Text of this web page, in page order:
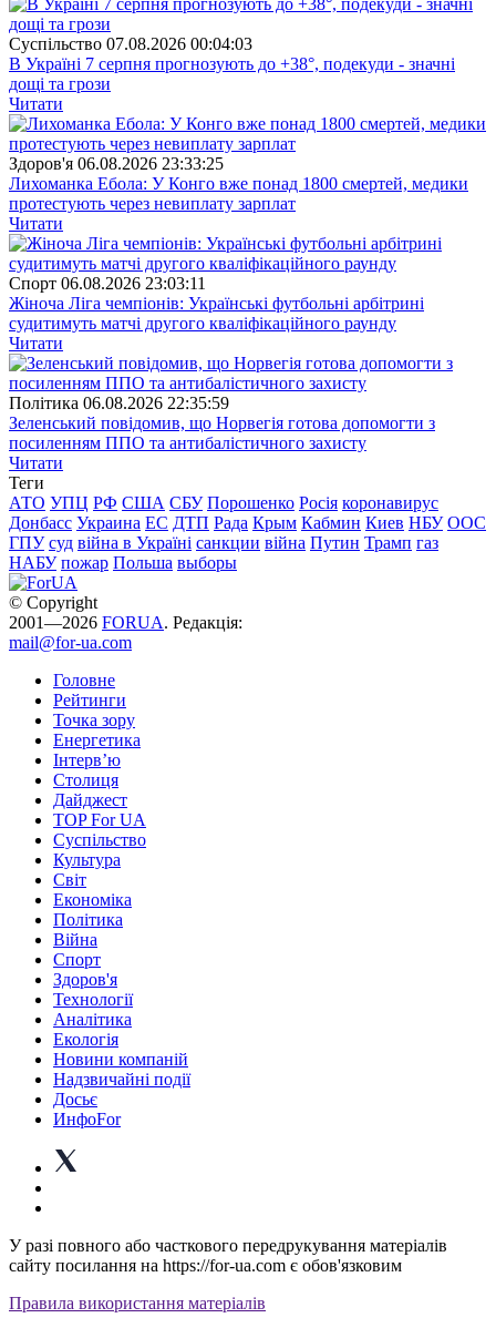
Суспiльство 07.08.2026 00:04:03
В Україні 7 серпня прогнозують до +38°, подекуди - значні
дощі та грози
Читати
Здоров'я 06.08.2026 23:33:25
Лихоманка Ебола: У Конго вже понад 1800 смертей, медики
протестують через невиплату зарплат
Читати
Спорт 06.08.2026 23:03:11
Жіноча Ліга чемпіонів: Українські футбольні арбітрині
судитимуть матчі другого кваліфікаційного раунду
Читати
Полiтика 06.08.2026 22:35:59
Зеленський повідомив, що Норвегія готова допомогти з
посиленням ППО та антибалістичного захисту
Читати
Теги
АТО УПЦ РФ США СБУ Порошенко Росія коронавирус
Донбасс Украина ЕС ДТП Рада Крым Кабмин Киев НБУ ООС
ГПУ суд війна в Україні санкции війна Путин Трамп газ
НАБУ пожар Польша выборы
© Copyright
2001—2026 FORUA. Редакція:
mail@for-ua.com
Головне
Рейтинги
Точка зору
Енергетика
Інтерв’ю
Столиця
Дайджест
TOP For UA
Суспiльство
Культура
Світ
Економіка
Політика
Війна
Спорт
Здоров'я
Технології
Аналітика
Екологія
Новини компаній
Надзвичайні події
Досьє
ИнфоFor
У разі повного або часткового передрукування матеріалів
сайту посилання на https://for-ua.com є обов'язковим
Правила використання матеріалів